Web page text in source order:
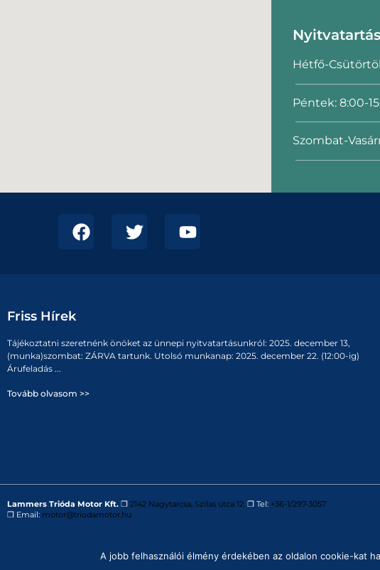
Nyitvatartás
Hétfő-
Péntek: 8:00-
Szombat-
Friss Hírek
Tájékoztatni szeretnénk önöket az ünnepi nyitvatartásunkról: 2025. december 13,
(munka)szombat: ZÁRVA tartunk. Utolsó munkanap: 2025. december 22. (12:00-ig)
Árufeladás ...
Tovább olvasom >>
Lammers Trióda Motor Kft. ❒ 2142 Nagytarcsa, Szilas utca 12. ❒ Tel: +36-1/297-3057
❒ Email: motor@triodamotor.hu
A jobb felhasználói élmény érdekében az oldalon cookie-kat